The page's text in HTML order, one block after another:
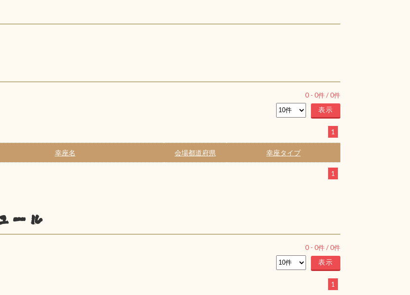
0 - 0件 /0件
1
幸座名 会場都道府県 幸座タイプ
1
ール
0 - 0件 /0件
1